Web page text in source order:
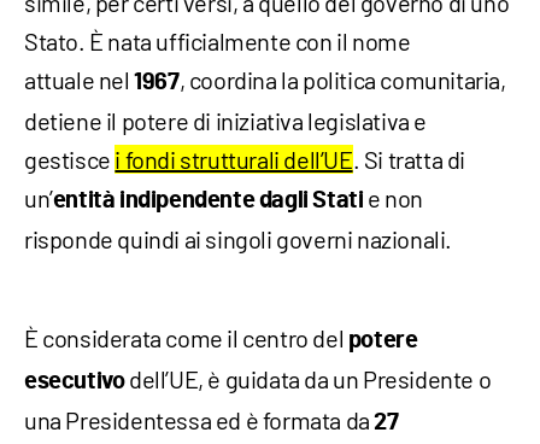
Stato. È nata ufficialmente con il nome
attuale nel1967, coordina la politica comunitaria,
detiene il potere di iniziativa legislativa e
gestisce i fondi strutturali dell’UE . Si tratta di
un’entità indipendente dagli Stati e non
risponde quindi ai singoli governi nazionali.
È considerata come il centro del potere
esecutivodell’UE, è guidata da un Presidente o
una Presidentessa ed è formata da27